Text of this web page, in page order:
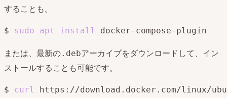
することも。
$ sudo apt install
または、最新の.debアーカイブをダウンロードして、イン
ストールすることも可能です。
$ curl
https://download.docker.com/linux/